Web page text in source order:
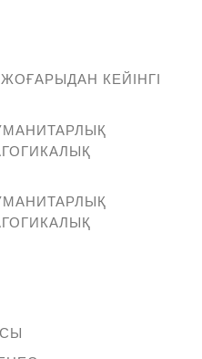
КЕЙІНГІ